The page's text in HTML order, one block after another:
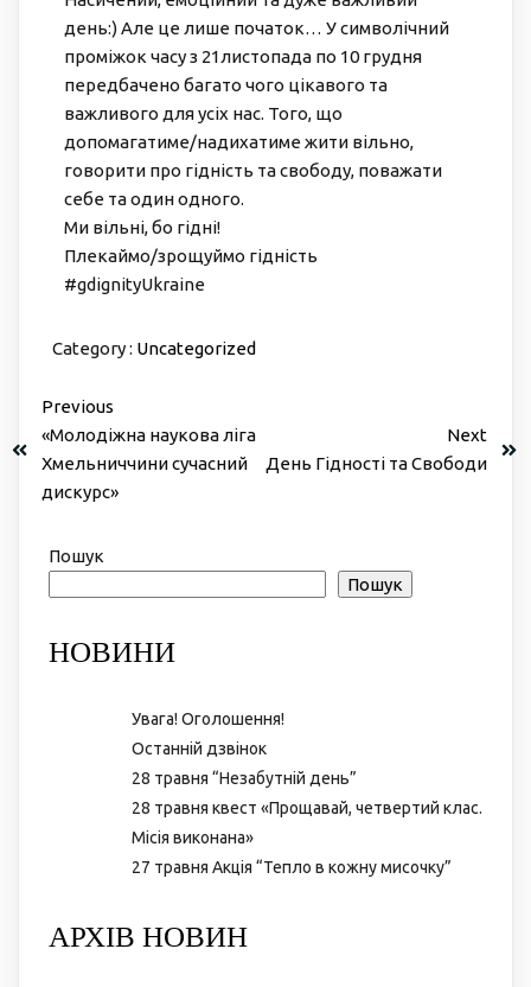
день:) Але це лише початок… У символічний
проміжок часу з 21листопада по 10 грудня
передбачено багато чого цікавого та
важливого для усіх нас. Того, що
допомагатиме/надихатиме жити вільно,
говорити про гідність та свободу, поважати
себе та один одного.
Ми вільні, бо гідні!
Плекаймо/зрощуймо гідність
#gdignityUkraine
Category : Uncategorized
Previous
«Молодіжна наукова ліга
Хмельниччини сучасний
дискурс»
Next
День Гідності та Свободи
Пошук
Пошук
НОВИНИ
Увага! Оголошення!
Останній дзвінок
28 травня “Незабутній день”
28 травня квест «Прощавай, четвертий клас.
Місія виконана»
27 травня Акція “Тепло в кожну мисочку”
АРХІВ НОВИН